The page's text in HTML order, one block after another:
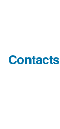
Contacts